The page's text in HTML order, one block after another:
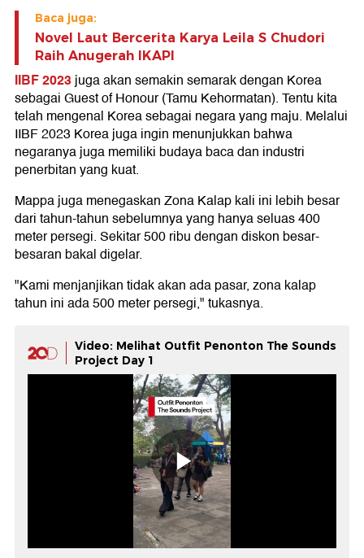
Baca juga:
Novel Laut Bercerita Karya Leila S Chudori
Raih Anugerah IKAPI
IIBF 2023juga akan semakin semarak dengan Korea
sebagai Guest of Honour (Tamu Kehormatan). Tentu kita
telah mengenal Korea sebagai negara yang maju. Melalui
IIBF 2023 Korea juga ingin menunjukkan bahwa
negaranya juga memiliki budaya baca dan industri
penerbitan yang kuat.
Mappa juga menegaskan Zona Kalap kali ini lebih besar
dari tahun-tahun sebelumnya yang hanya seluas 400
meter persegi. Sekitar 500 ribu dengan diskon besar-
besaran bakal digelar.
"Kami menjanjikan tidak akan ada pasar, zona kalap
tahun ini ada 500 meter persegi," tukasnya.
Video: Melihat Outfit Penonton The Sounds
Project Day 1